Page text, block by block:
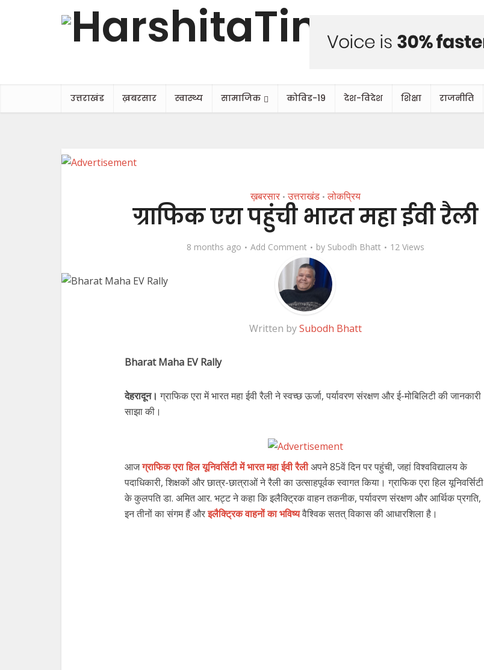
उत्तराखंड ख़बरसार स्वास्थ्य सामाजिक कोविड-19 देश-विदेश शिक्षा राजनीति
ख़बरसार • उत्तराखंड • लोकप्रिय
ग्राफिक एरा पहुंची भारत महा ईवी रैली
8 months ago Add Comment by Subodh Bhatt 12 Views
Written bySubodh Bhatt
Bharat Maha EV Rally
देहरादून। ग्राफिक एरा में भारत महा ईवी रैली ने स्वच्छ ऊर्जा, पर्यावरण संरक्षण और ई-मोबिलिटी की जानकारी
साझा की।
आजग्राफिक एरा हिल यूनिवर्सिटी में भारत महा ईवी रैलीअपने 85वें दिन पर पहुंची, जहां विश्वविद्यालय के
पदाधिकारी, शिक्षकों और छात्र-छात्राओं ने रैली का उत्साहपूर्वक स्वागत किया। ग्राफिक एरा हिल यूनिवर्सिटी
के कुलपति डा. अमित आर. भट्ट ने कहा कि इलैक्ट्रिक वाहन तकनीक, पर्यावरण संरक्षण और आर्थिक प्रगति,
इन तीनों का संगम हैं औरइलैक्ट्रिक वाहनों का भविष्यवैश्विक सतत् विकास की आधारशिला है।